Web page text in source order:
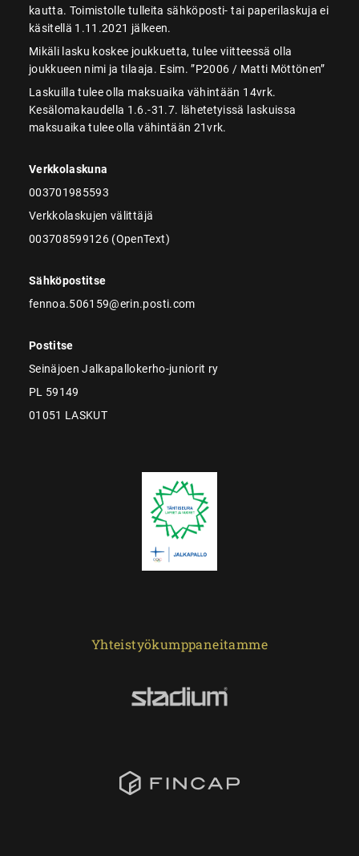
kautta. Toimistolle tulleita sähköposti- tai paperilaskuja ei
käsitellä 1.11.2021 jälkeen.
Mikäli lasku koskee joukkuetta, tulee viitteessä olla
joukkueen nimi ja tilaaja. Esim. ”P2006 / Matti Möttönen”
Laskuilla tulee olla maksuaika vähintään 14vrk.
Kesälomakaudella 1.6.-31.7. lähetetyissä laskuissa
maksuaika tulee olla vähintään 21vrk.
Verkkolaskuna
003701985593
Verkkolaskujen välittäjä
003708599126 (OpenText)
Sähköpostitse
fennoa.506159@erin.posti.com
Postitse
Seinäjoen Jalkapallokerho-juniorit ry
PL 59149
01051 LASKUT
Yhteistyökumppaneitamme